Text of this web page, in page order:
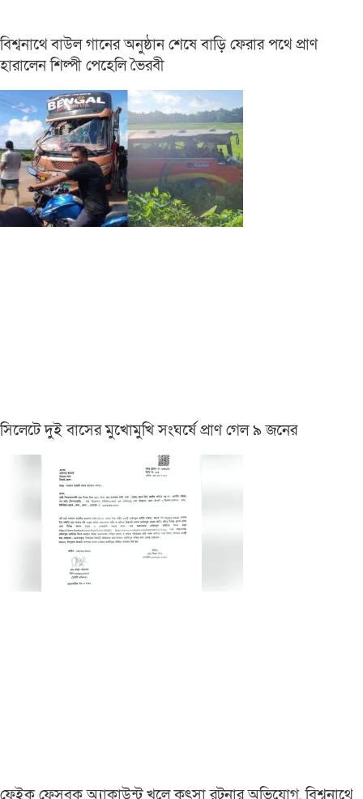
বিশ্বনাথে বাউল গানের অনুষ্ঠান শেষে বাড়ি ফেরার পথে প্রাণ
হারালেন শিল্পী পেহেলি ভৈরবী
সিলেটে দুই বাসের মুখোমুখি সংঘর্ষে প্রাণ গেল ৯ জনের